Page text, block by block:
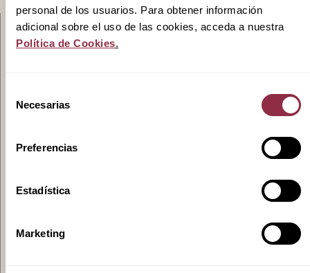
personal de los usuarios. Para obtener información
adicional sobre el uso de las cookies, acceda a nuestra
Política de Cookies.
Necesarias
Preferencias
Estadística
Marketing
Quiénes somos
Servicios